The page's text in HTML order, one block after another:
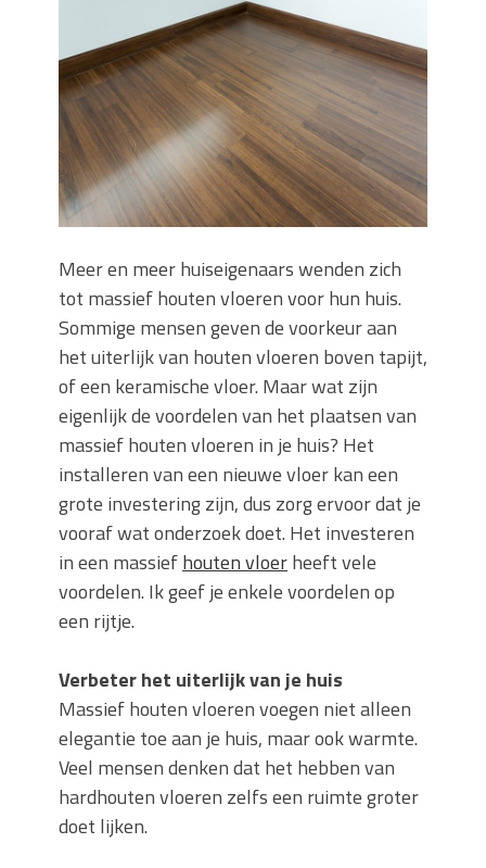
Zo blijft je oven loeiheet: de beste tips
voor een perfecte isolatie
Grond kopen of verkopen Noord-
Holland
De Kwaliteit van Houtpellets: Wat
Bepaalt of uw Kachel Optimaal
Presteert
Waarom technische eisen de basis
vormen voor functionele ruimtes
Nieuwe kozijnen als onderdeel van een
energierenovatie: wat de overgang
technisch vraagt
Meer en meer huiseigenaars wenden zich
tot massief houten vloeren voor hun huis.
Sommige mensen geven de voorkeur aan
het uiterlijk van houten vloeren boven tapijt,
of een keramische vloer. Maar wat zijn
eigenlijk de voordelen van het plaatsen van
massief houten vloeren in je huis? Het
installeren van een nieuwe vloer kan een
grote investering zijn, dus zorg ervoor dat je
vooraf wat onderzoek doet. Het investeren
in een massiefhouten vloerheeft vele
voordelen. Ik geef je enkele voordelen op
een rijtje.
Verbeter het uiterlijk van je huis
Massief houten vloeren voegen niet alleen
elegantie toe aan je huis, maar ook warmte.
Veel mensen denken dat het hebben van
hardhouten vloeren zelfs een ruimte groter
doet lijken.